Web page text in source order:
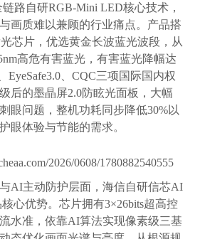
路自研RGB-Mini LED核心技术，
画质难以兼顾的行业痛点。产品搭
芯片，优选黄金长波蓝光波段，从
高危有害蓝光，有害蓝光降幅达
EyeSafe3.0、CQC三项国际国内权
后的墨晶屏2.0防眩光面板，大幅
眼问题，整机功耗同步降低30%以
眼体验与节能的需求。
主动防护层面，海信自研信芯AI
心优势。芯片拥有3×26bits超高控
水准，依靠AI算法实现像素级三基